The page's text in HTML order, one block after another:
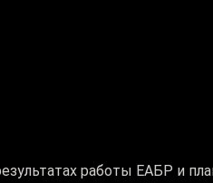
работы ЕАБР и